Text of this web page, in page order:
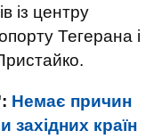
із центру
Тегерана і
Немає причин
західних країн